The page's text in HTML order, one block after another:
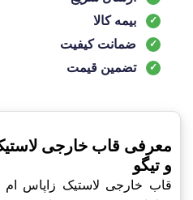
بیمه کالا
ضمانت کیفیت
تضمین قیمت
و تیگو